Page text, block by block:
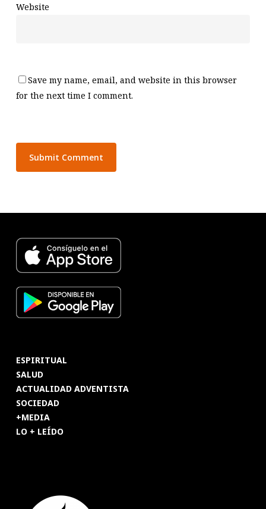
Website
Save my name, email, and website in this browser
for the next time I comment.
ESPIRITUAL
SALUD
ACTUALIDAD ADVENTISTA
SOCIEDAD
+MEDIA
LO + LEÍDO